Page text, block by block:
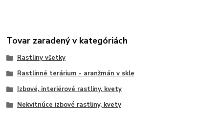
Tovar zaradený v kategóriách
Rastliny všetky
Rastlinné terárium - aranžmán v skle
Izbové, interiérové rastliny, kvety
Nekvitnúce izbové rastliny, kvety